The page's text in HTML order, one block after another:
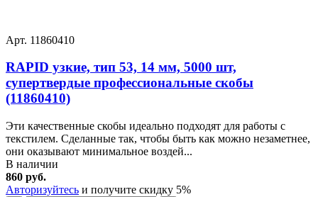
Арт. 11860410
RAPID узкие, тип 53, 14 мм, 5000 шт,
супертвердые профессиональные скобы
(11860410)
Эти качественные скобы идеально подходят для работы с
текстилем. Сделанные так, чтобы быть как можно незаметнее,
они оказывают минимальное воздей...
В наличии
860 руб.
Авторизуйтесь и получите скидку 5%